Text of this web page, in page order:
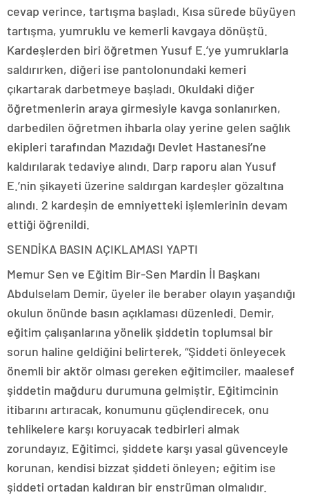
cevap verince, tartışma başladı. Kısa sürede büyüyen
tartışma, yumruklu ve kemerli kavgaya dönüştü.
Kardeşlerden biri öğretmen Yusuf E.’ye yumruklarla
saldırırken, diğeri ise pantolonundaki kemeri
çıkartarak darbetmeye başladı. Okuldaki diğer
öğretmenlerin araya girmesiyle kavga sonlanırken,
darbedilen öğretmen ihbarla olay yerine gelen sağlık
ekipleri tarafından Mazıdağı Devlet Hastanesi’ne
kaldırılarak tedaviye alındı. Darp raporu alan Yusuf
E.’nin şikayeti üzerine saldırgan kardeşler gözaltına
alındı. 2 kardeşin de emniyetteki işlemlerinin devam
ettiği öğrenildi.
SENDİKA BASIN AÇIKLAMASI YAPTI
Memur Sen ve Eğitim Bir-Sen Mardin İl Başkanı
Abdulselam Demir, üyeler ile beraber olayın yaşandığı
okulun önünde basın açıklaması düzenledi. Demir,
eğitim çalışanlarına yönelik şiddetin toplumsal bir
sorun haline geldiğini belirterek, “Şiddeti önleyecek
önemli bir aktör olması gereken eğitimciler, maalesef
şiddetin mağduru durumuna gelmiştir. Eğitimcinin
itibarını artıracak, konumunu güçlendirecek, onu
tehlikelere karşı koruyacak tedbirleri almak
zorundayız. Eğitimci, şiddete karşı yasal güvenceyle
korunan, kendisi bizzat şiddeti önleyen; eğitim ise
şiddeti ortadan kaldıran bir enstrüman olmalıdır.